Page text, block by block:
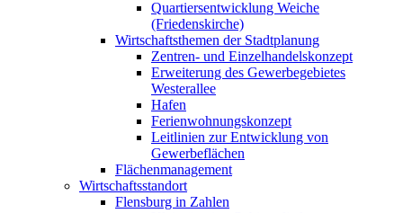
Quartiersentwicklung Weiche
(Friedenskirche)
Wirtschaftsthemen der Stadtplanung
Zentren- und Einzelhandelskonzept
Erweiterung des Gewerbegebietes
Westerallee
Hafen
Ferienwohnungskonzept
Leitlinien zur Entwicklung von
Gewerbeflächen
Flächenmanagement
Wirtschaftsstandort
Flensburg in Zahlen